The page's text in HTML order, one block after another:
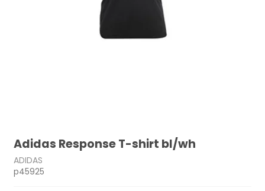
Adidas Response T-shirt bl/wh
ADIDAS
p45925